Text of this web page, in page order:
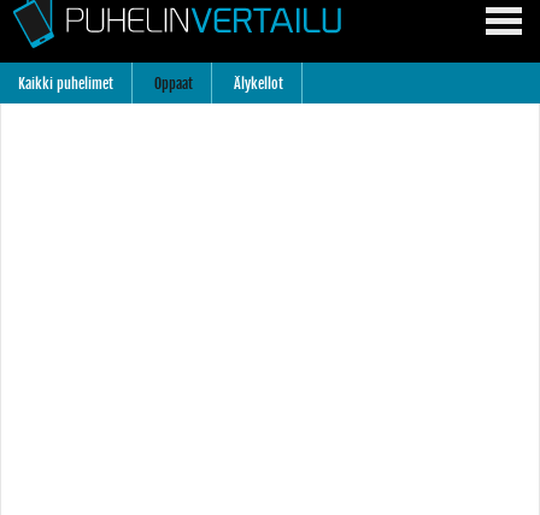
Kaikki puhelimet Oppaat Älykellot